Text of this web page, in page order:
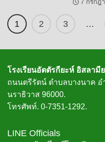
7 กรกฎ
1 2 3 …
โรงเรียนอัตตัรกียะห์ อิสลามี
ถนนตรีรัตน์ ตำบลบางนาค อ
นราธิวาส 96000.
โทรศัพท์. 0-7351-1292.
LINE Officials